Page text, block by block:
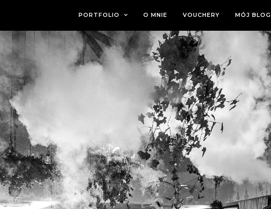
PORTFOLIO O MNIE VOUCHERY MÓJ BLOG